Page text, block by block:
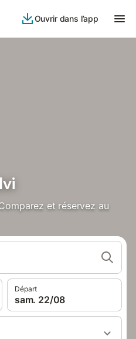
Ouvrir dans l’app
et réservez au
Départ
sam. 22/08